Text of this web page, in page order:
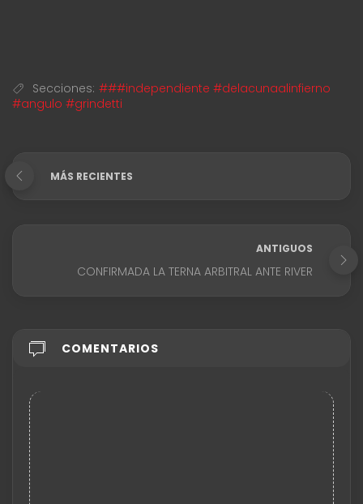
Secciones: ###independiente #delacunaalinfierno
#angulo #grindetti
MÁS RECIENTES
ANTIGUOS
CONFIRMADA LA TERNA ARBITRAL ANTE RIVER
COMENTARIOS